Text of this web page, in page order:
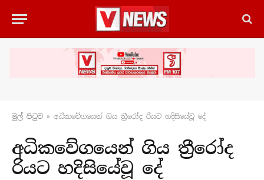
මුල් පිටු​ව » අධිකවේගයෙන් ගිය ත්‍රීරෝද රියට හදිසියේවූ දේ
අධිකවේගයෙන් ගිය ත්‍රීරෝද
රියට හදිසියේවූ දේ